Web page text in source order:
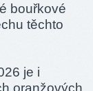
bouřkové
těchto
je i
oranžových